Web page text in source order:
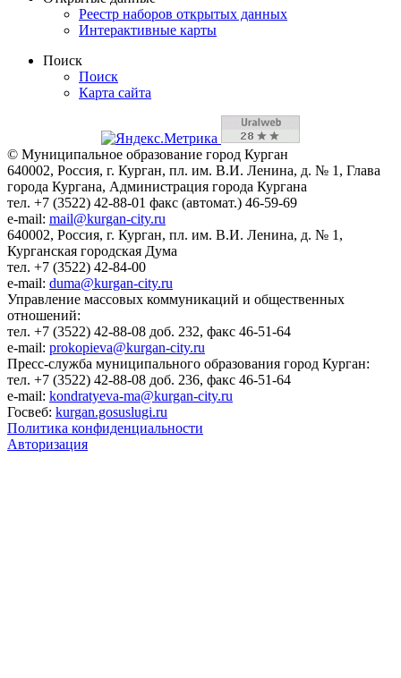
Реестр наборов открытых данных
Интерактивные карты
Поиск
Поиск
Карта сайта
© Муниципальное образование город Курган
640002, Россия, г. Курган, пл. им. В.И. Ленина, д. № 1, Глава
города Кургана, Администрация города Кургана
тел. +7 (3522) 42-88-01 факс (автомат.) 46-59-69
e-mail: mail@kurgan-city.ru
640002, Россия, г. Курган, пл. им. В.И. Ленина, д. № 1,
Курганская городская Дума
тел. +7 (3522) 42-84-00
e-mail: duma@kurgan-city.ru
Управление массовых коммуникаций и общественных
отношений:
тел. +7 (3522) 42-88-08 доб. 232, факс 46-51-64
e-mail: prokopieva@kurgan-city.ru
Пресс-служба муниципального образования город Курган:
тел. +7 (3522) 42-88-08 доб. 236, факс 46-51-64
e-mail: kondratyeva-ma@kurgan-city.ru
Госвеб: kurgan.gosuslugi.ru
Политика конфиденциальности
Авторизация